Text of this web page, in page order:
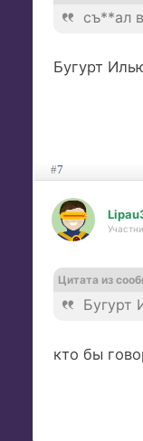
съ**ал
Бугурт
#7
Цитата из
Бугурт
кто бы